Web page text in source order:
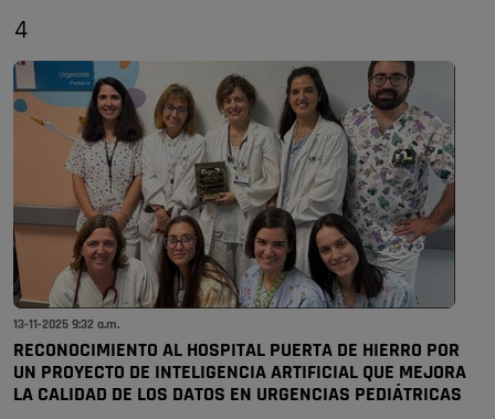
4
13-11-2025 9:32 a.m.
RECONOCIMIENTO AL HOSPITAL PUERTA DE HIERRO POR
UN PROYECTO DE INTELIGENCIA ARTIFICIAL QUE MEJORA
LA CALIDAD DE LOS DATOS EN URGENCIAS PEDIÁTRICAS